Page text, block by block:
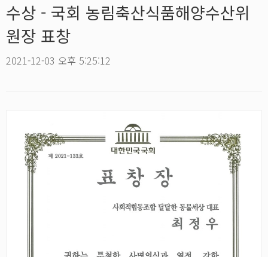
수상 - 국회 농림축산식품해양수산위
원장 표창
2021-12-03 오후 5:25:12